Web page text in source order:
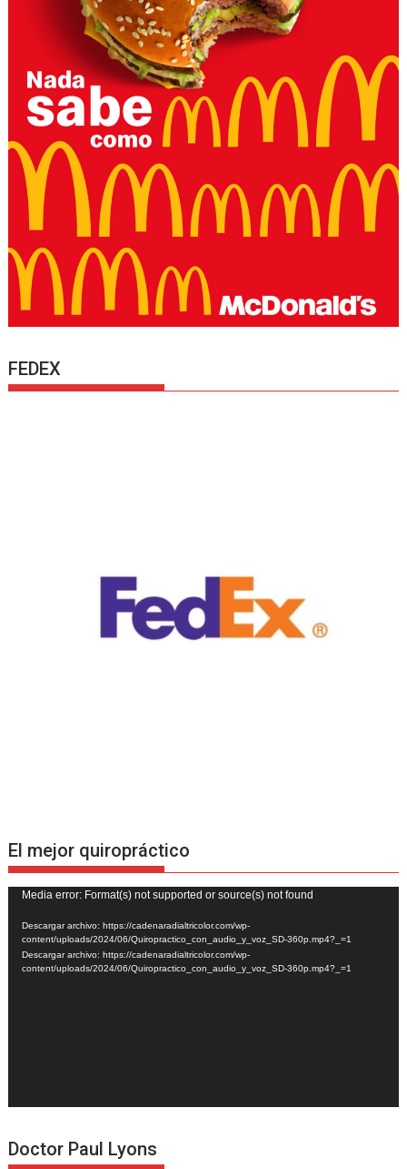
FEDEX
El mejor quiropráctico
Reproductor
de
vídeo
Media error: Format(s) not supported or source(s) not found
Descargar archivo: https://cadenaradialtricolor.com/wp-
content/uploads/2024/06/Quiropractico_con_audio_y_voz_SD-360p.mp4?_=1
Descargar archivo: https://cadenaradialtricolor.com/wp-
content/uploads/2024/06/Quiropractico_con_audio_y_voz_SD-360p.mp4?_=1
Doctor Paul Lyons